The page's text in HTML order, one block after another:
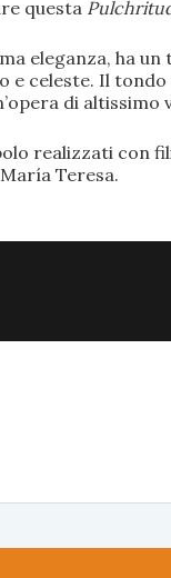
questa
eleganza, ha
e celeste. Il
di altissimo
realizzati con
Teresa.